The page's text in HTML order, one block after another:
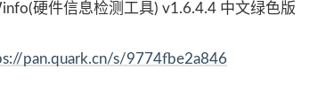
硬件信息检测工具) v1.6.4.4 中文绿色版
pan.quark.cn/s/9774fbe2a846